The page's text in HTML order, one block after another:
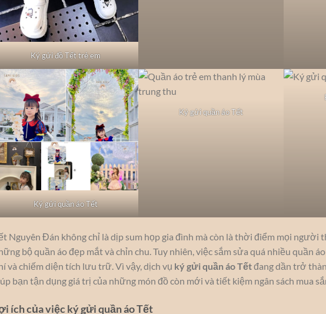
Ký gửi đồ Tết trẻ em
Ký gửi quần áo Tết
Ký gửi quần áo Tết
Nguyên Đán không chỉ là dịp sum họp gia đình mà còn là thời điểm mọi người
bộ quần áo đẹp mắt và chỉn chu. Tuy nhiên, việc sắm sửa quá nhiều quần
và chiếm diện tích lưu trữ. Vì vậy, dịch vụ ký gửi quần áo Tếtđang dần trở
bạn tận dụng giá trị của những món đồ còn mới và tiết kiệm ngân sách mua
ích của việc ký gửi quần áo Tết